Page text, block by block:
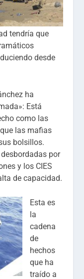
tendría que
desde
ha
Está
como las
las mafias
bolsillos.
por
y los CIES
de capacidad.
Esta es
la
cadena
de
hechos
que ha
traído a